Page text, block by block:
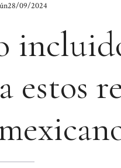
28/09/2024
estos